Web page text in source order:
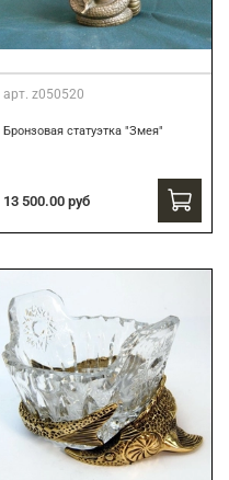
арт. z050520
Бронзовая статуэтка "Змея"
13 500.00 руб